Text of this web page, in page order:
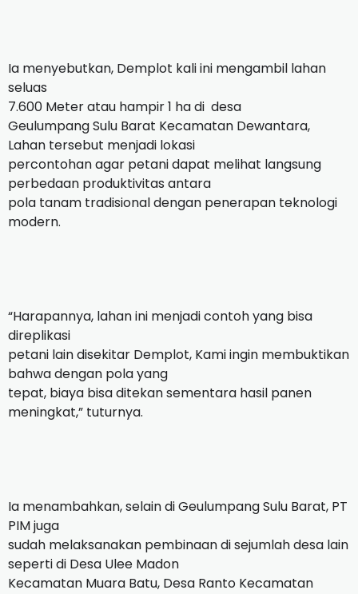
Ia menyebutkan, Demplot kali ini mengambil lahan
seluas
7.600 Meter atau hampir 1 ha di desa
Geulumpang Sulu Barat Kecamatan Dewantara,
Lahan tersebut menjadi lokasi
percontohan agar petani dapat melihat langsung
perbedaan produktivitas antara
pola tanam tradisional dengan penerapan teknologi
modern.
“Harapannya, lahan ini menjadi contoh yang bisa
direplikasi
petani lain disekitar Demplot, Kami ingin membuktikan
bahwa dengan pola yang
tepat, biaya bisa ditekan sementara hasil panen
meningkat,” tuturnya.
Ia menambahkan, selain di Geulumpang Sulu Barat, PT
PIM juga
sudah melaksanakan pembinaan di sejumlah desa lain
seperti di Desa Ulee Madon
Kecamatan Muara Batu, Desa Ranto Kecamatan